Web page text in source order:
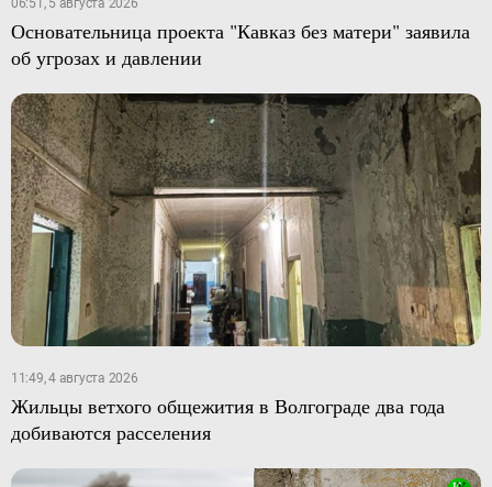
06:51, 5 августа 2026
Основательница проекта "Кавказ без матери" заявила
об угрозах и давлении
11:49, 4 августа 2026
Жильцы ветхого общежития в Волгограде два года
добиваются расселения